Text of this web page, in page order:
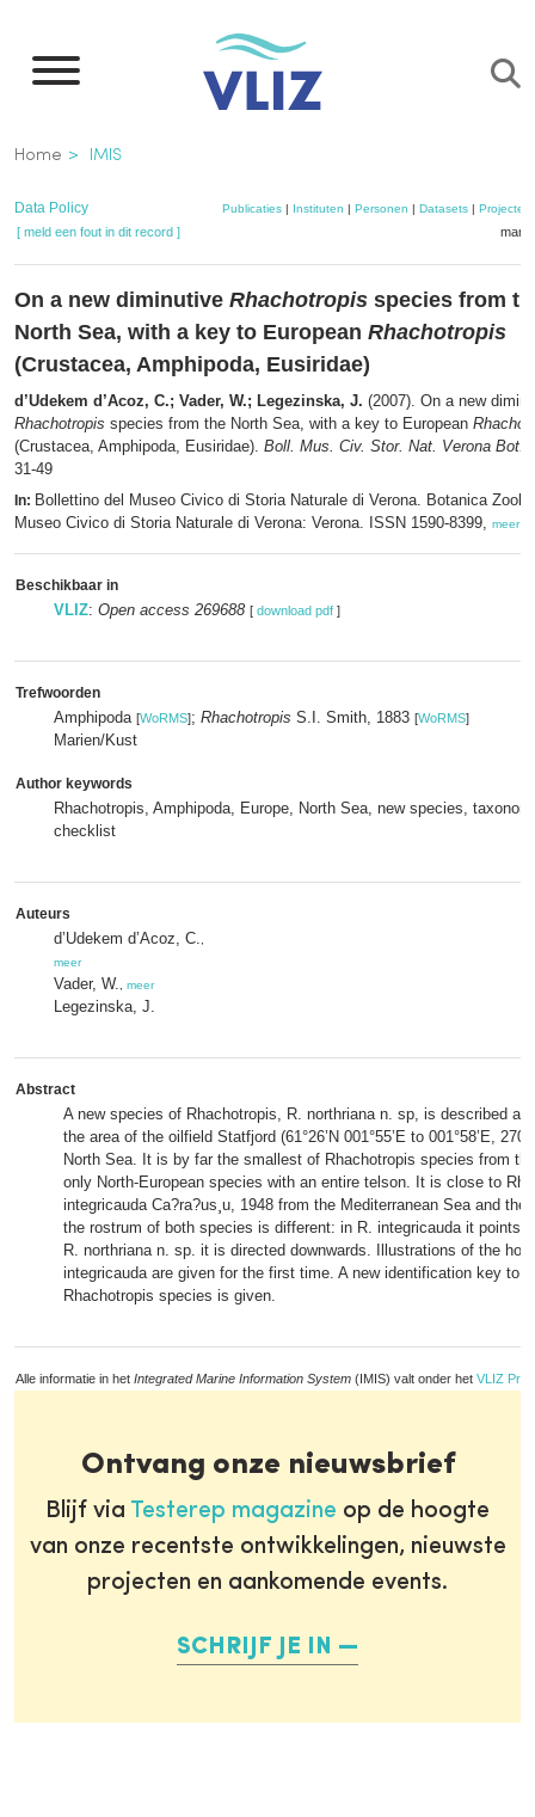
naar
inhoud
gaan
Kruimelpad
Home IMIS
Data Policy Publicaties| Instituten | Personen | Datasets| Projecten
[ meld een fout in dit record ]
On a new diminutive Rhachotropis species from
North Sea, with a key to European Rhachotropis
(Crustacea, Amphipoda, Eusiridae)
d’Udekem d’Acoz, C.; Vader, W.; Legezinska, J. (2007). On a new
Rhachotropis species from the North Sea, with a key to European
(Crustacea, Amphipoda, Eusiridae). Boll. Mus. Civ. Stor. Nat. Verona Bot.
31-49
In: Bollettino del Museo Civico di Storia Naturale di Verona. Botanica
Museo Civico di Storia Naturale di Verona: Verona. ISSN 1590-8399, meer
Beschikbaar in
VLIZ: Open access 269688 [ download pdf ]
Trefwoorden
Amphipoda [WoRMS]; Rhachotropis S.I. Smith, 1883 [WoRMS]
Marien/Kust
Author keywords
Rhachotropis, Amphipoda, Europe, North Sea, new species,
checklist
Auteurs
d’Udekem d’Acoz, C.
meer
Vader, W. meer
Legezinska, J.
Abstract
A new species of Rhachotropis, R. northriana n. sp, is described
the area of the oilfield Statfjord (61°26’N 001°55’E to 001°58’E,
North Sea. It is by far the smallest of Rhachotropis species from
only North-European species with an entire telson. It is close to
integricauda Ca?ra?us¸u, 1948 from the Mediterranean Sea and
the rostrum of both species is different: in R. integricauda it points
R. northriana n. sp. it is directed downwards. Illustrations of the
integricauda are given for the first time. A new identification key to
Rhachotropis species is given.
Alle informatie in het Integrated Marine Information System (IMIS) valt onder het VLIZ
Ontvang onze nieuwsbrief
Blijf via Testerep magazine op de hoogte
van onze recentste ontwikkelingen, nieuwste
projecten en aankomende events.
SCHRIJF JE IN